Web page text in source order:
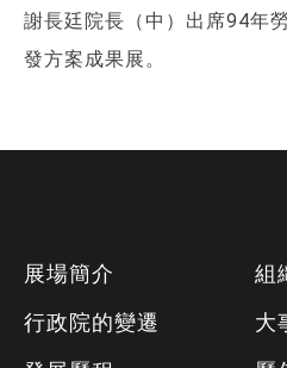
謝長廷院長（中）出席94年
發方案成果展。
展場簡介
行政院的變遷
組
大